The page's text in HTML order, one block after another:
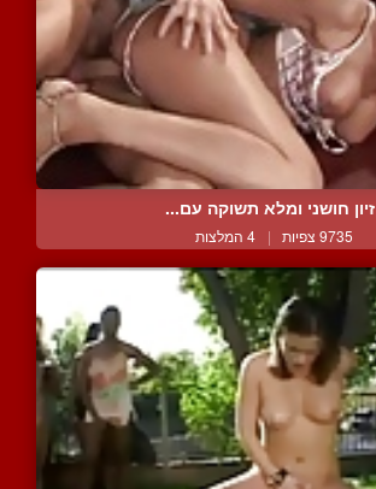
זיון חושני ומלא תשוקה עם...
9735 צפיות | 4 המלצות